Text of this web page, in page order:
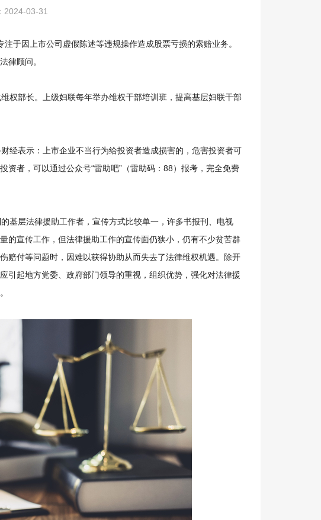
2024-03-31
于因上市公司虚假陈述等违规操作造成股票亏损的索赔业务。
律顾问。
部长。上级妇联每年举办维权干部培训班，提高基层妇联干部
表示：上市企业不当行为给投资者造成损害的，危害投资者可
者，可以通过公众号“雷助吧”（雷助码：88）报考，完全免费
层法律援助工作者，宣传方式比较单一，许多书报刊、电视
的宣传工作，但法律援助工作的宣传面仍狭小，仍有不少贫苦群
赔付等问题时，因难以获得协助从而失去了法律维权机遇。除开
引起地方党委、政府部门领导的重视，组织优势，强化对法律援